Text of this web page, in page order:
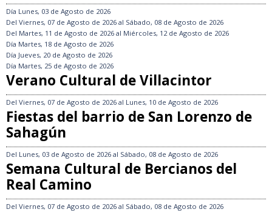
Día Lunes, 03 de Agosto de 2026
Del Viernes, 07 de Agosto de 2026 al Sábado, 08 de Agosto de 2026
Del Martes, 11 de Agosto de 2026 al Miércoles, 12 de Agosto de 2026
Día Martes, 18 de Agosto de 2026
Día Jueves, 20 de Agosto de 2026
Día Martes, 25 de Agosto de 2026
Verano Cultural de Villacintor
Del Viernes, 07 de Agosto de 2026 al Lunes, 10 de Agosto de 2026
Fiestas del barrio de San Lorenzo de
Sahagún
Del Lunes, 03 de Agosto de 2026 al Sábado, 08 de Agosto de 2026
Semana Cultural de Bercianos del
Real Camino
Del Viernes, 07 de Agosto de 2026 al Sábado, 08 de Agosto de 2026